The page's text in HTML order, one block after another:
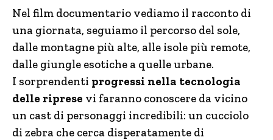
Nel film documentario vediamo il racconto di
una giornata, seguiamo il percorso del sole,
dalle montagne più alte, alle isole più remote,
dalle giungle esotiche a quelle urbane.
I sorprendenti progressi nella tecnologia
delle riprese vi faranno conoscere da vicino
un cast di personaggi incredibili: un cucciolo
di zebra che cerca disperatamente di